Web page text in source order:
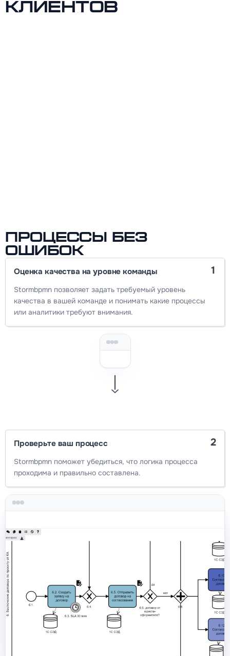
клиентов
Процессы без
ошибок
1
Оценка качества на уровне команды
Stormbpmn позволяет задать требуемый уровень
качества в вашей команде и понимать какие процессы
или аналитики требуют внимания.
2
Проверьте ваш процесс
Stormbpmn поможет убедиться, что логика процесса
проходима и правильно составлена.